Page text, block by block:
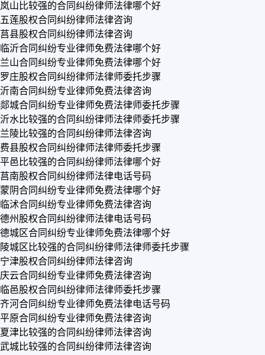
岚山比较强的合同纠纷律师法律哪个好
五莲股权合同纠纷律师法律咨询
莒县股权合同纠纷律师法律咨询
临沂合同纠纷专业律师免费法律哪个好
兰山合同纠纷专业律师免费法律哪个好
罗庄股权合同纠纷律师法律师委托步骤
沂南合同纠纷专业律师免费法律咨询
郯城合同纠纷专业律师免费法律师委托步骤
沂水比较强的合同纠纷律师法律师委托步骤
兰陵比较强的合同纠纷律师法律咨询
费县股权合同纠纷律师法律师委托步骤
平邑比较强的合同纠纷律师法律哪个好
莒南股权合同纠纷律师法律电话号码
蒙阴合同纠纷专业律师免费法律哪个好
临沭合同纠纷专业律师免费法律咨询
德州股权合同纠纷律师法律电话号码
德城区合同纠纷专业律师免费法律哪个好
陵城区比较强的合同纠纷律师法律师委托步骤
宁津股权合同纠纷律师法律咨询
庆云合同纠纷专业律师免费法律咨询
临邑股权合同纠纷律师法律师委托步骤
齐河合同纠纷专业律师免费法律电话号码
平原合同纠纷专业律师免费法律咨询
夏津比较强的合同纠纷律师法律咨询
武城比较强的合同纠纷律师法律咨询